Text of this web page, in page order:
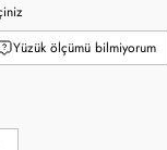
Yüzük ölçümü bilmiyorum